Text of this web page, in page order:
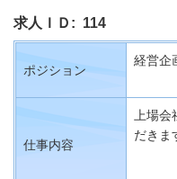
求人ＩＤ:
ポジション
経営企
仕事内容
上場
だきま